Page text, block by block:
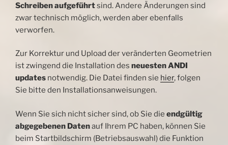
Schreiben aufgeführtsind. Andere Änderungen sind
zwar technisch möglich, werden aber ebenfalls
verworfen.
Zur Korrektur und Upload der veränderten Geometrien
ist zwingend die Installation des neuesten ANDI
updates notwendig. Die Datei finden sie hier, folgen
Sie bitte den Installationsanweisungen.
Wenn Sie sich nicht sicher sind, ob Sie die endgültig
abgegebenen Datenauf Ihrem PC haben, können Sie
beim Startbildschirm (Betriebsauswahl) die Funktion